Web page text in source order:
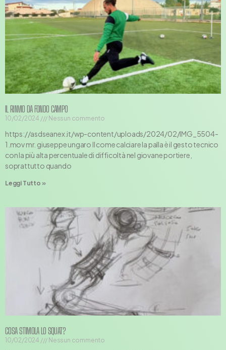
IL RINVIO DA FONDO CAMPO
10/02/2024 Nessun commento
https://asdseanex.it/wp-content/uploads/2024/02/IMG_5504-
1.mov mr. giuseppe ungaro Il come calciare la palla è il gesto tecnico
con la più alta percentuale di difficoltà nel giovane portiere,
soprattutto quando
Leggi Tutto »
COSA STIMOLA LO SQUAT?
10/02/2024 Nessun commento